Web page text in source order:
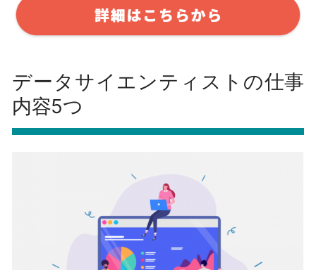
データサイエンティストの仕事
内容5つ